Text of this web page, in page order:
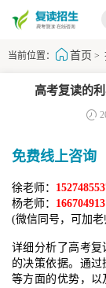
当前位置： 首页 >
高考复读的
免费线上咨询
徐老师：
杨老师：
(微信同号，可加
详细分析了高考
的决策依据。通
等方面的优势，